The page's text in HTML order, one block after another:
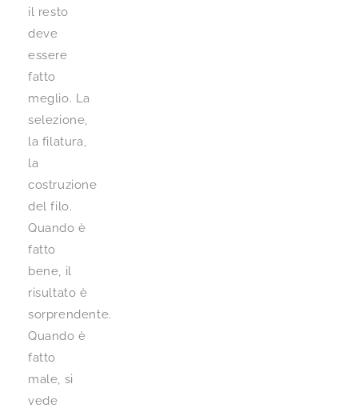
il resto
deve
essere
fatto
meglio. La
selezione,
la filatura,
la
costruzione
del filo.
Quando è
fatto
bene, il
risultato è
sorprendente.
Quando è
fatto
male, si
vede